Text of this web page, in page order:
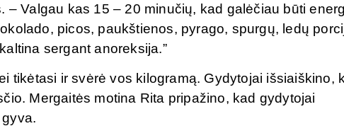
Valgau kas 15 – 20 minučių, kad galėčiau būti
picos, paukštienos, pyrago, spurgų, ledų
sergant anoreksija.”
tikėtasi ir svėrė vos kilogramą. Gydytojai išsiaiškino,
Mergaitės motina Rita pripažino, kad gydytojai